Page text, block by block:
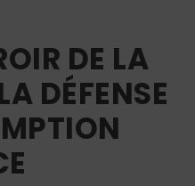
DE LA
DÉFENSE